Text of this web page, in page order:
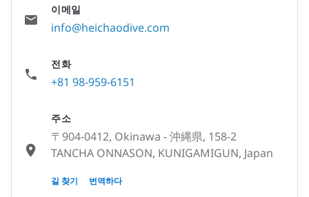
이메일
info@heichaodive.com
전화
+81 98-959-6151
주소
〒904-0412, Okinawa - 沖縄県, 158-2
TANCHA ONNASON, KUNIGAMIGUN, Japan
〒904-0412, Okinawa - 沖縄県, 沖縄県国頭
길 찾기 번역하다